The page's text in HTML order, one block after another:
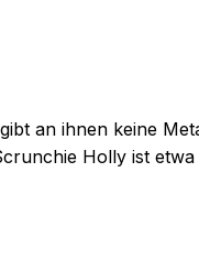
an ihnen keine
Holly ist